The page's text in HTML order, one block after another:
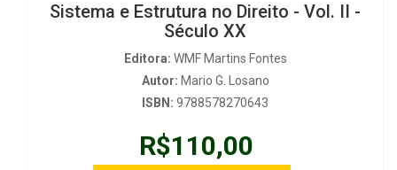
Sistema e Estrutura no Direito - Vol. II -
Século XX
Editora: WMF Martins Fontes
Autor: Mario G. Losano
ISBN: 9788578270643
R$110,00